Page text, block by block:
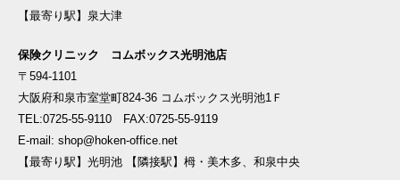
【最寄り駅】泉大津
保険クリニック コムボックス光明池店
〒594-1101
大阪府和泉市室堂町824-36 コムボックス光明池1Ｆ
TEL:0725-55-9110 FAX:0725-55-9119
E-mail: shop@hoken-office.net
【最寄り駅】光明池 【隣接駅】栂・美木多、和泉中央